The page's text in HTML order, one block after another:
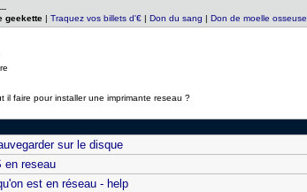
geekette |Traquez vos billets d'€ |Don du sang |Don de moelle osseuse
il faire pour installer une imprimante reseau ?
sur le disque
en reseau
est en réseau - help